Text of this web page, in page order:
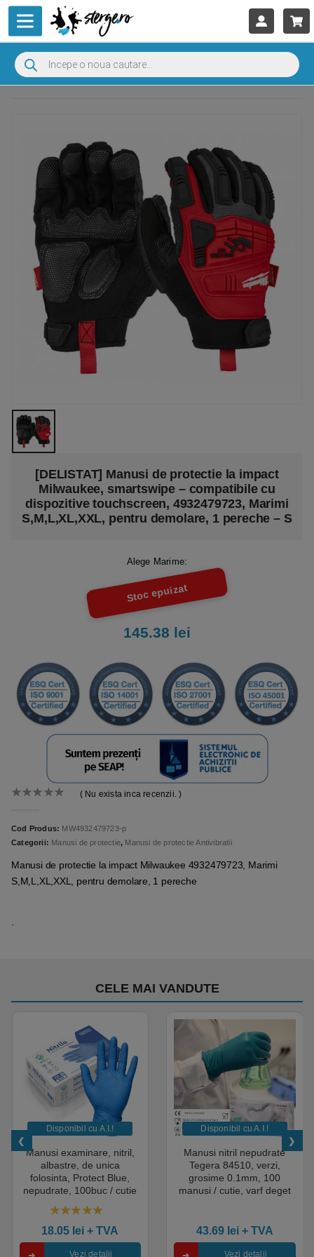
[DELISTAT] Manusi de protectie la impact
Milwaukee, smartswipe – compatibile cu
dispozitive touchscreen, 4932479723, Marimi
S,M,L,XL,XXL, pentru demolare, 1 pereche – S
( Nu exista inca recenzii. )
Cod Produs: MW4932479723-p
Categorii: Manusi de protectie, Manusi de protectie Antivibratii
Manusi de protectie la impact Milwaukee 4932479723, Marimi
S,M,L,XL,XXL, pentru demolare, 1 pereche
Alege Marime:
Stoc epuizat
145.38 lei
CELE MAI VANDUTE
Disponibil cu A.I.​!
Manusi examinare, nitril,
albastre, de unica
folosinta, Protect Blue,
nepudrate, 100buc / cutie
saloane si domeniul
industrial, calitate premium
18.05 lei + TVA
Vezi detalii
Disponibil cu A.I.​!
Manusi nitril nepudrate
Tegera 84510, verzi,
grosime 0.1mm, 100
manusi / cutie, varf deget
43.69 lei+ TVA
Vezi detalii